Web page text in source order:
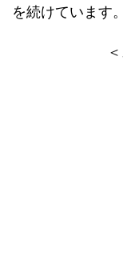
を続けています。 ​